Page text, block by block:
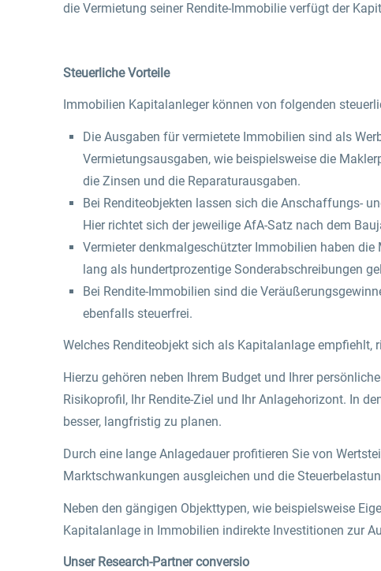
die Vermietung seiner Rendite-Immobilie verfügt der
Steuerliche Vorteile
Immobilien Kapitalanleger können von folgenden
Die Ausgaben für vermietete Immobilien sind als
Vermietungsausgaben, wie beispielsweise die
die Zinsen und die Reparaturausgaben.
Bei Renditeobjekten lassen sich die Anschaffungs-
Hier richtet sich der jeweilige AfA-Satz nach dem
Vermieter denkmalgeschützter Immobilien haben
lang als hundertprozentige Sonderabschreibungen
Bei Rendite-Immobilien sind die
ebenfalls steuerfrei.
Welches Renditeobjekt sich als Kapitalanlage empfiehlt,
Hierzu gehören neben Ihrem Budget und Ihrer
Risikoprofil, Ihr Rendite-Ziel und Ihr Anlagehorizont. In
besser, langfristig zu planen.
Durch eine lange Anlagedauer profitieren Sie von
Marktschwankungen ausgleichen und die
Neben den gängigen Objekttypen, wie beispielsweise
Kapitalanlage in Immobilien indirekte Investitionen zur
Unser Research-Partner conversio